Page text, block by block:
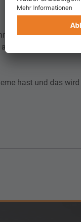
fahren
etwas
hast und das